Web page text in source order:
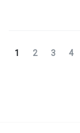
Navigazione
Pagina
1 Pagina
2 Pagina
3 4